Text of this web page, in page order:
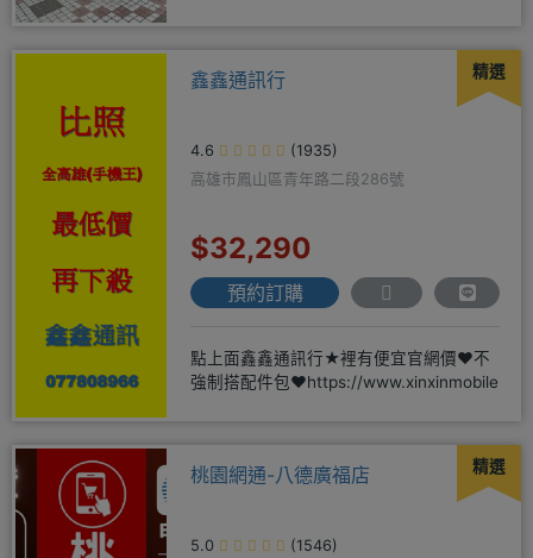
精選
鑫鑫通訊行
4.6
(1935)
高雄市鳳山區青年路二段286號
$32,290
預約訂購
點上面鑫鑫通訊行★裡有便宜官網價❤️不
強制搭配件包❤️https://www.xinxinmobile
精選
桃園網通-八德廣福店
5.0
(1546)